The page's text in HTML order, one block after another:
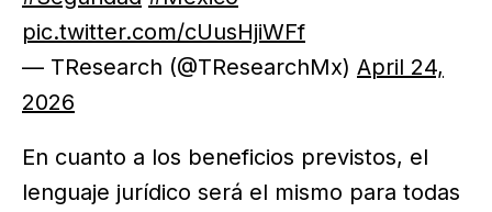
pic.twitter.com/cUusHjiWFf
— TResearch (@TResearchMx) April 24,
2026
En cuanto a los beneficios previstos, el
lenguaje jurídico será el mismo para todas